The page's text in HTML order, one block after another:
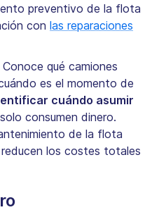
preventivo de la flota
con las reparaciones
qué camiones
es el momento de
cuándo asumir
consumen dinero.
de la flota
los costes totales